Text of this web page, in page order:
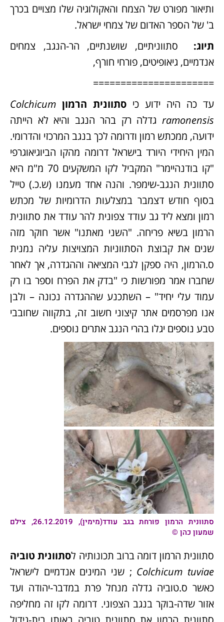
ותיאור מפורט של הצמח והאקולוגיה שלו מצויים בכרך
ב' של הספר האדום של צמחי ישראל.
תיוג: סתווניתיים, שושנתיים, הר-הנגב, צמחים
אנדמיים, גיאופיטים, פורחי חורף,
======================
עד כה היה ידוע כי סתוונית הרמון Colchicum
ramonensis גדלה רק בהר הנגב והיא לא הייתה
ידועה, ממכתש רמון ודרומה לכך בנגב המרכזי והדרומי.
המין היחידי היורד בישראל דרומה מהקו הביוגיאוגרפי
"קו בודנהיימר" המקביל לקו המשקעים 70 מ"מ היא
סתוונית הנגב-שימפר. והנה אחד מעמנו (ש.כ.) טייל
בסוף חודש דצמבר במצלעות הדרומיות של מכתש
רמון ומצא ליד גב עודד צפונית להר עודד את סתוונית
הרמון בשיא פריחה. "השני מאתנו" אשר חוקר מזה
שנים את קבוצת הסתווניות המצויצות עליה נמנית
ס.הרמון, היה ספקן לגבי המציאה וההגדרה, אך לאחר
שחברו אמר מפורשות כי "בדק את הפרח וספר בו רק
עמוד עלי יחיד" – השתכנע שההגדרה נכונה – ולבן
אנו מפרסמים אתר קיצוני חשוב זה, בתקווה שחובבי
טבע נוספים יגלו בהרי הנגב אתרים נוספים.
סתוונית הרמון
פורחת בגב עודד(מימין), 26.12.2019, צילם
שמעון כהן ©
סתוונית הרמון דומה ברוב תכונותיה לסתוונית טוביה
Colchicum tuviae ; שני המינים אנדמיים לישראל
כאשר ס.טוביה גדלה מנחל פרת במדבר-יהודה ועד
אזור שדה-בוקר בנגב הצפוני. דרומה לקו זה מחליפה